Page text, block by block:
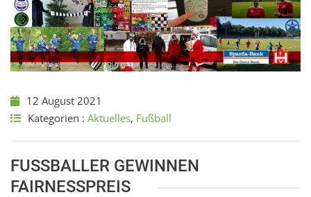
12 August 2021
Kategorien : Aktuelles, Fußball
FUSSBALLER GEWINNEN F
AIRNESSPREIS